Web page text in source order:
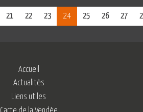
21 22 23 24 25 26 27
Accueil
Actualités
Liens utiles